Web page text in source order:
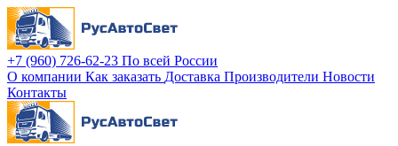
+7 (960) 726-62-23 По всей России
О компании Как заказать Доставка Производители Новости
Контакты